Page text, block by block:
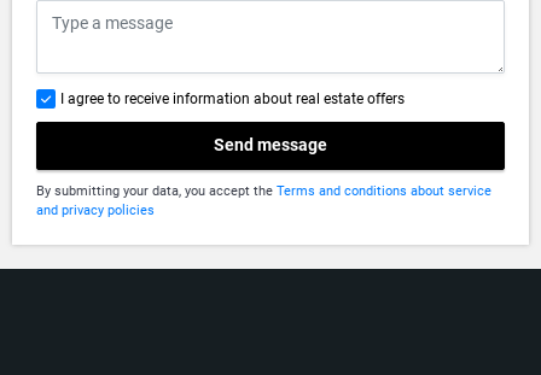
I agree to receive information about real estate offers
Send message
By submitting your data, you accept the Terms and conditions about service
and privacy policies